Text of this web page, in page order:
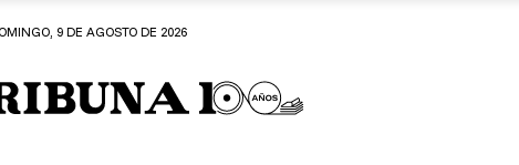
9 DE AGOSTO DE 2026